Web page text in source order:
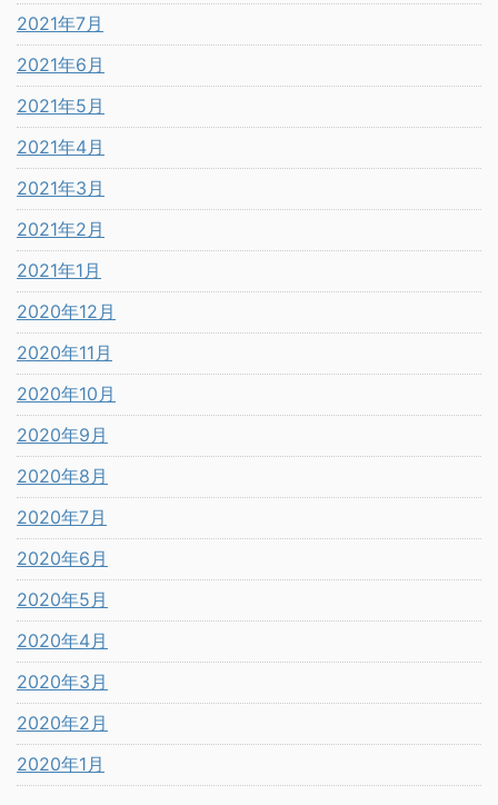
2021年7月
2021年6月
2021年5月
2021年4月
2021年3月
2021年2月
2021年1月
2020年12月
2020年11月
2020年10月
2020年9月
2020年8月
2020年7月
2020年6月
2020年5月
2020年4月
2020年3月
2020年2月
2020年1月